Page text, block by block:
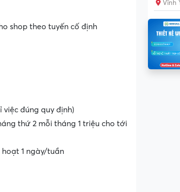
shop theo tuyến cố định
việc đúng quy định)
thứ 2 mỗi tháng 1 triệu cho tới
hoạt 1 ngày/tuần
Vĩnh